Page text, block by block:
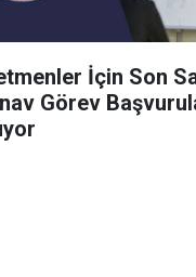
İçin Son
Görev